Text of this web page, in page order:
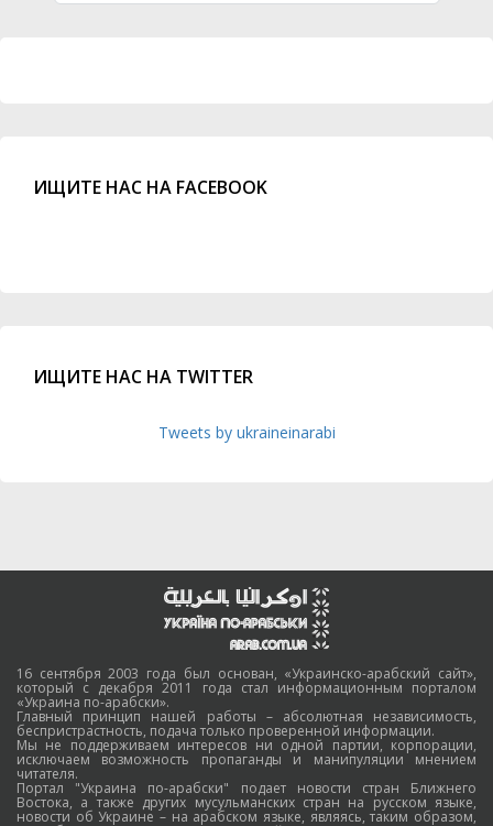
ИЩИТЕ НАС НА FACEBOOK
ИЩИТЕ НАС НА TWITTER
Tweets by ukraineinarabi
16 сентября 2003 года был основан, «Украинско-арабский сайт»,
который с декабря 2011 года стал информационным порталом
«Украина по-арабски».
Главный принцип нашей работы – абсолютная независимость,
беспристрастность, подача только проверенной информации.
Мы не поддерживаем интересов ни одной партии, корпорации,
исключаем возможность пропаганды и манипуляции мнением
читателя.
Портал "Украина по-арабски" подает новости стран Ближнего
Востока, а также других мусульманских стран на русском языке,
новости об Украине – на арабском языке, являясь, таким образом,